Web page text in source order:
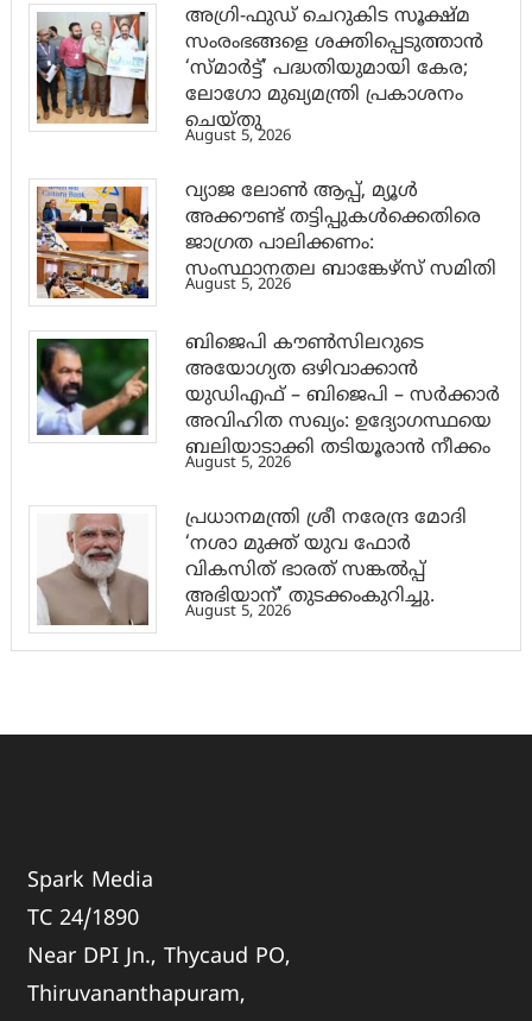
അഗ്രി-ഫുഡ് ചെറുകിട സൂക്ഷ്മ
സംരംഭങ്ങളെ ശക്തിപ്പെടുത്താന്‍
‘സ്മാര്‍ട്ട്’ പദ്ധതിയുമായി കേര;
ലോഗോ മുഖ്യമന്ത്രി പ്രകാശനം
ചെയ്തു
August 5, 2026
വ്യാജ ലോൺ ആപ്പ്, മ്യൂൾ
അക്കൗണ്ട് തട്ടിപ്പുകൾക്കെതിരെ
ജാ​ഗ്രത പാലിക്കണം:
സംസ്ഥാനതല ബാങ്കേഴ്സ് സമിതി
August 5, 2026
ബിജെപി കൗൺസിലറുടെ
അയോഗ്യത ഒഴിവാക്കാൻ
യുഡിഎഫ് – ബിജെപി – സർക്കാർ
അവിഹിത സഖ്യം: ഉദ്യോഗസ്ഥയെ
ബലിയാടാക്കി തടിയൂരാൻ നീക്കം
August 5, 2026
പ്രധാനമന്ത്രി ശ്രീ നരേന്ദ്ര മോദി
‘നശാ മുക്ത് യുവ ഫോർ
വികസിത് ഭാരത് സങ്കൽപ്പ്
അഭിയാന്’ തുടക്കംകുറിച്ചു.
August 5, 2026
Spark Media
TC 24/1890
Near DPI Jn., Thycaud PO,
Thiruvananthapuram,